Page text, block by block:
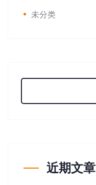
未分类
近期文章